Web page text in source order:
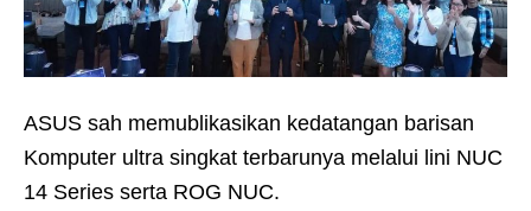
ASUS sah memublikasikan kedatangan barisan
Komputer ultra singkat terbarunya melalui lini NUC
14 Series serta ROG NUC.